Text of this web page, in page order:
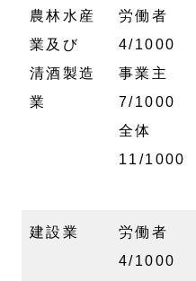
農林水産
業及び
清酒製造
業
労働者
4/1000
事業主
7/1000
全体
11/1000
建設業
労働者
4/1000